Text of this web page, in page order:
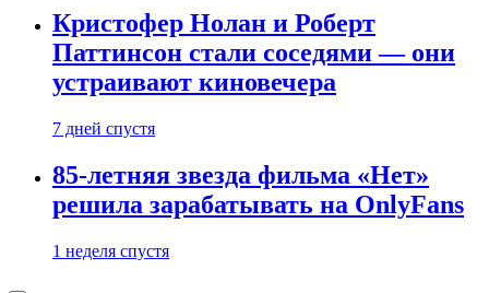
Кристофер Нолан и Роберт
Паттинсон стали соседями — они
устраивают киновечера
7 дней спустя
85-летняя звезда фильма «Нет»
решила зарабатывать на OnlyFans
1 неделя спустя